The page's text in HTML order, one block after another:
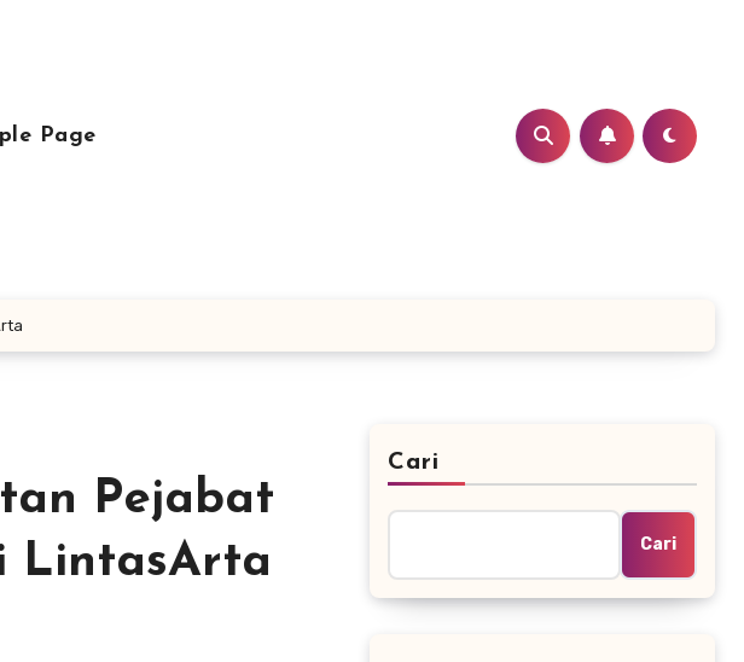
Page
Pejabat
LintasArta
Cari
Cari